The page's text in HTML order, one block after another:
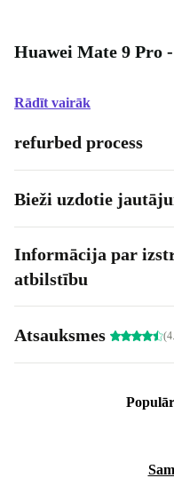
Huawei Mate 9 Pro
Rādīt vairāk
refurbed process
Bieži uzdotie
Informācija par
atbilstību
Atsauksmes